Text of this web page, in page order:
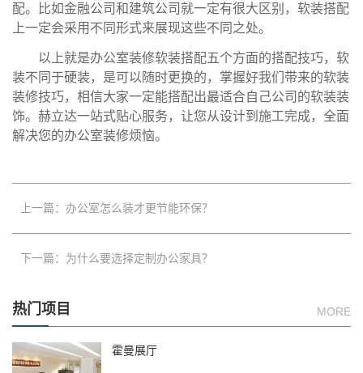
配。比如金融公司和建筑公司就一定有很大区别，软装搭配
上一定会采用不同形式来展现这些不同之处。
以上就是办公室装修软装搭配五个方面的搭配技巧，软
装不同于硬装，是可以随时更换的，掌握好我们带来的软装
装修技巧，相信大家一定能搭配出最适合自己公司的软装装
饰。赫立达一站式贴心服务，让您从设计到施工完成，全面
解决您的办公室装修烦恼。
上一篇：办公室怎么装才更节能环保？
下一篇：为什么要选择定制办公家具？
热门项目 MORE
霍曼展厅